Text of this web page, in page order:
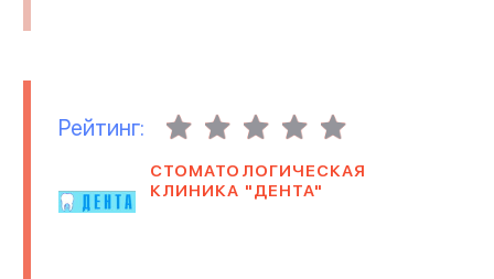
Рейтинг:
СТОМАТОЛОГИЧЕСКАЯ
КЛИНИКА "ДЕНТА"